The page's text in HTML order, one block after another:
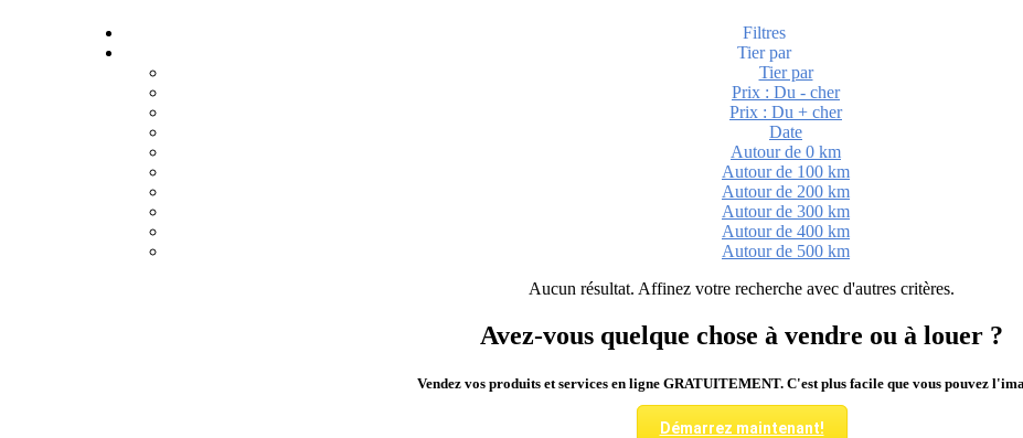
Filtres
Tier par
Tier par
Prix : Du - cher
Prix : Du + cher
Date
Autour de 0 km
Autour de 100 km
Autour de 200 km
Autour de 300 km
Autour de 400 km
Autour de 500 km
Aucun résultat. Affinez votre recherche avec d'autres critères.
Avez-vous quelque chose à vendre ou à louer ?
Vendez vos produits et services en ligne GRATUITEMENT. C'est plus facile que vous pouvez
Démarrez maintenant!